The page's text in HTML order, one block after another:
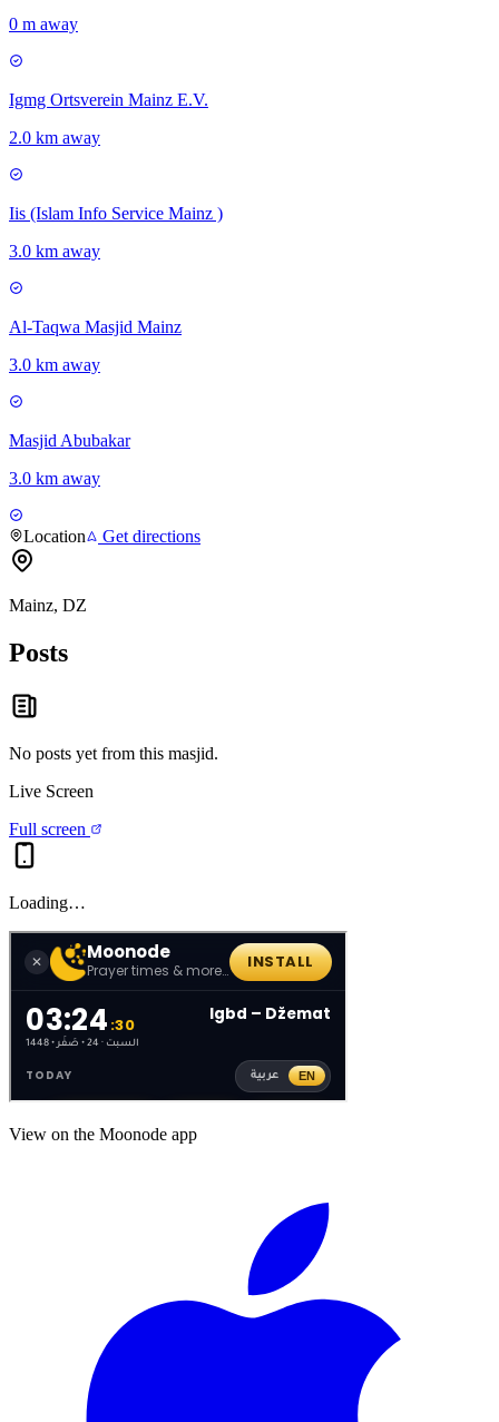
0 m away
Igmg Ortsverein Mainz E.V.
2.0 km away
Iis (Islam Info Service Mainz )
3.0 km away
Al-Taqwa Masjid Mainz
3.0 km away
Masjid Abubakar
3.0 km away
Location Get directions
Mainz, DZ
Posts
No posts yet from this masjid.
Live Screen
Full screen
Loading…
View on the Moonode app